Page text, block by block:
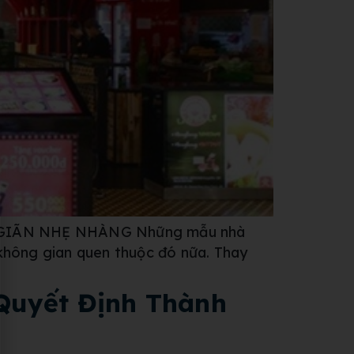
NHẸ NHÀNG Những mẫu nhà
gian quen thuộc đó nữa. Thay
Định Thành